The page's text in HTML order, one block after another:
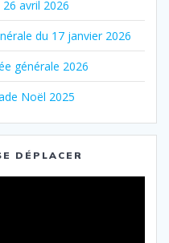
avril 2026
du 17 janvier 2026
générale 2026
Noël 2025
DÉPLACER